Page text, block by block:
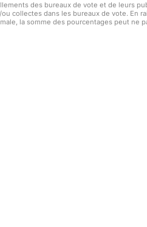
des bureaux de vote et de leurs
collectes dans les bureaux de vote. En
la somme des pourcentages peut ne